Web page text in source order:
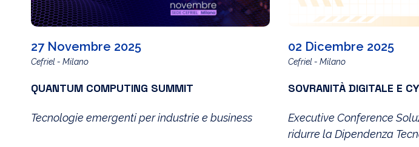
27 Novembre 2025
Cefriel - Milano
QUANTUM COMPUTING SUMMIT
Tecnologie emergenti per industrie e business
02 Dicembre 2025
Cefriel - Milano
SOVRANITÀ DIGITALE E
Executive Conference
ridurre la Dipendenza